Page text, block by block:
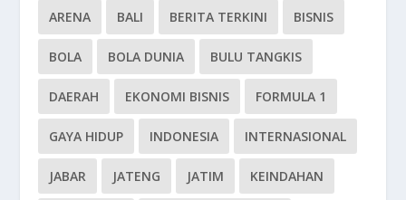
ARENA BALI BERITA TERKINI BISNIS
BOLA BOLA DUNIA BULU TANGKIS
DAERAH EKONOMI BISNIS FORMULA 1
GAYA HIDUP INDONESIA INTERNASIONAL
JABAR JATENG JATIM KEINDAHAN